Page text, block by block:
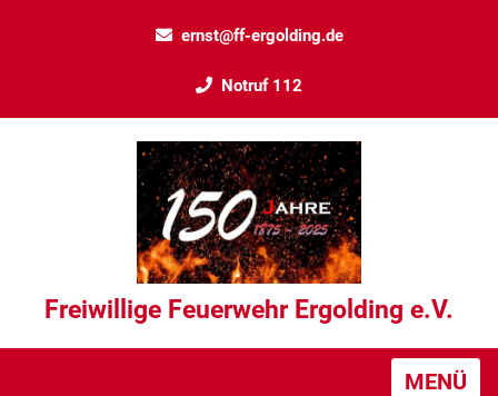
ernst@ff-ergolding.de
Notruf 112
Freiwillige Feuerwehr Ergolding e.V.
MENÜ